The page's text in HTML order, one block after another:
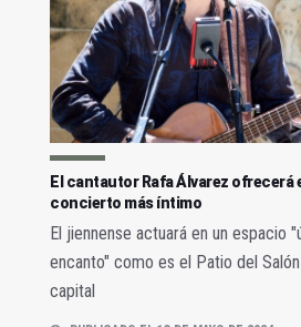
El cantautor Rafa Álvarez ofrecerá
concierto más íntimo
El jiennense actuará en un espacio
encanto" como es el Patio del
capital